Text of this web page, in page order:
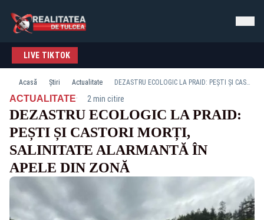
LIVE TIKTOK
Acasă Știri Actualitate DEZASTRU ECOLOGIC LA PRAID: PEȘTI ȘI CASTORI MORȚI, SALINITATE ALARMANTĂ ÎN APELE DIN ZONĂ
ACTUALITATE· 2 min citire
DEZASTRU ECOLOGIC LA PRAID:
PEȘTI ȘI CASTORI MORȚI,
SALINITATE ALARMANTĂ ÎN
APELE DIN ZONĂ